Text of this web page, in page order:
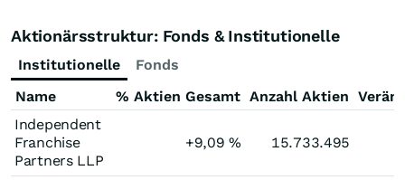
Aktionärsstruktur: Fonds & Institutionelle
Institutionelle
Fonds
Name
% Aktien Gesamt Anzahl Aktien
Independent
Franchise
Partners LLP
+9,09% 15.733.495